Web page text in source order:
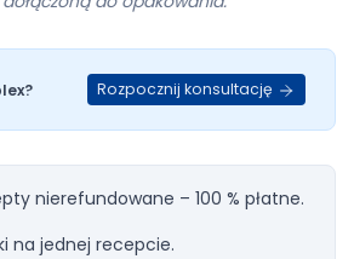
Rozpocznij konsultację
nierefundowane – 100 % płatne.
na jednej recepcie.